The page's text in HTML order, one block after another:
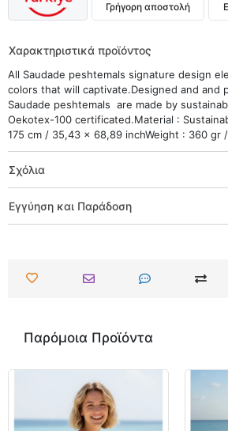
Γρήγορη αποστολή
Χαρακτηριστικά προϊόντος
All Saudade peshtemals signature design
colors that will captivate.Designed and and
Saudade peshtemals are made by
Oekotex-100 certificated.Material :
175 cm / 35,43 x 68,89 inchWeight : 360 gr
Σχόλια
Εγγύηση και Παράδοση
Παρόμοια Προϊόντα